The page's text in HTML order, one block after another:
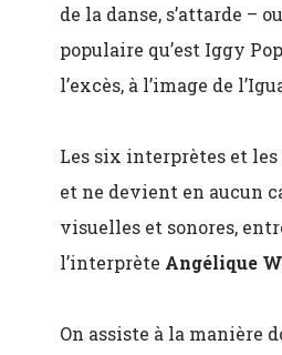
de la danse, s’attarde –
populaire qu’est Iggy
l’excès, à l’image de
Les six interprètes et
et ne devient en aucun
visuelles et sonores,
l’interprète Angélique
On assiste à la manière